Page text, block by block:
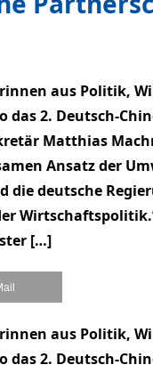
aus Politik,
das 2. Deutsch-
Matthias
Ansatz der
die deutsche
[…]
aus Politik,
das 2. Deutsch-